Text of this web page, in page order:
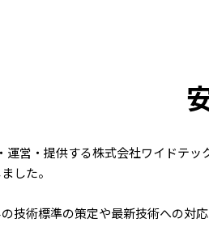
営・提供する株式会社ワイドテッ
した。
技術標準の策定や最新技術への対